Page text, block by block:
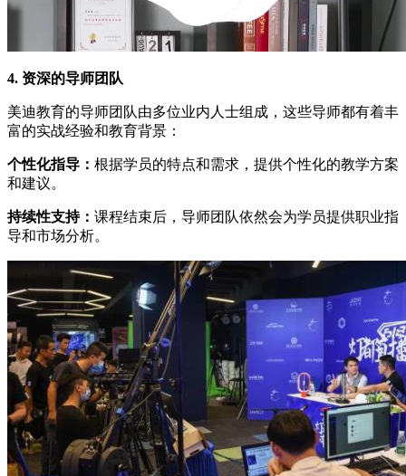
4. 资深的导师团队
美迪教育的导师团队由多位业内人士组成，这些导师都有着丰
富的实战经验和教育背景：
个性化指导： 根据学员的特点和需求，提供个性化的教学方案
和建议。
持续性支持： 课程结束后，导师团队依然会为学员提供职业指
导和市场分析。